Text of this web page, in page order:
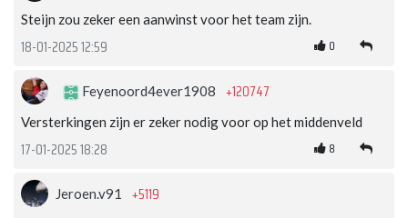
Steijn zou zeker een aanwinst voor het team zijn.
18-01-2025 12:59 0
Feyenoord4ever1908 +120747
Versterkingen zijn er zeker nodig voor op het middenveld
17-01-2025 18:28 8
Jeroen.v91 +5119